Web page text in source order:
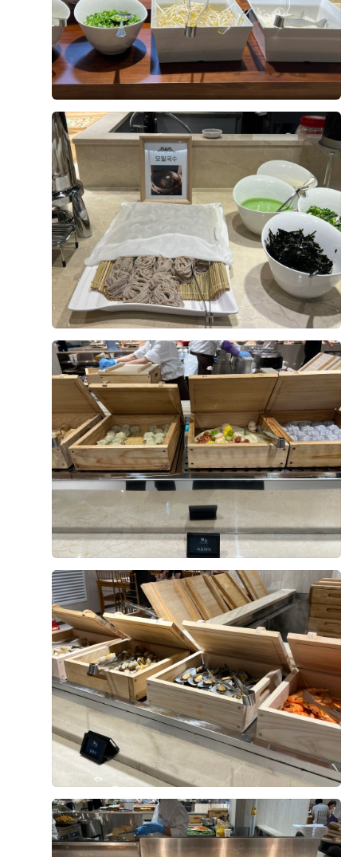
높아 꽃향기가 가득하구요. 여자들의 하우스 웨딩홀 로망
을 정확하게 실현할 수 있는 곳이랍니다 :) 층고가 높아서
맘에 들었구요. 양 사이드, 천장 통창으로 개방감이 무척
좋았습니다. 천장 샹드리에도 매우 여성스러움... 진짜 포
스팅하면서 또 반해버렸네요ㅋㅋㅋ 내 홀이 제일 이뻐....
이길 수 없어... 여기는 웨딩홀과 연계된 '가람한복' 인데
요. 홀 연계로 하면 알아보는 일없이 편할 거 같았고, 가격
대도 괜찮았어요^^ 시식하러 오면서 한복까지 맞추면 되니
양가 하루만 날잡고 와도 되서 핵편안함!!! [신부대기실] 반
한 점 두번째는 바로 넓찍한 신부대기실!!!! 홀과 같이 층고
가 높구요. 넓직해서 합격. 대기실 안에 파우더룸 + 화장실
같이 있었어요. 완전 굳 ㅎㅎ​ [위치/주차] 위치는 지하철 6
호선, 경의중앙선, 공항철도 디지털미디어시티역과 모두
연결되어 있구요 지방에서 오신 분, 기차나 KTX이용하신
분들도 밖으로 나가는 일없이 바로 들어오실 수 있습니다.
디엠씨중소기업타워 빌등으로 밖에 외관도 깔끔하고 주차
는 1500대 수용이 가능하다합니다. [그외] 좋은점이 한 두
가지 아니에요. 빌딩 1층에는 연주자가 있어 고급스러운
느낌이 들구요. 지하1층 연회장 + 혼주전용 라운지 카페가
있어 프라이빗하게 밥이랑 커피를 즐길 수 있다는 장점이
있습니다. 각 층마다 ATM 기계가 있어 혼잡하지 않구요.
층마다 단독홀이라 헷갈릴 일 전혀 없습니다. 엘레베이터
8대, 에스컬레이터 코 앞에 있어 매우 만족스러웠습니다.
상담을 마치고 잠시 고민하고 다시 올라가서 바로 계약했
어요. 저희는 27년 8월 계약을 마쳤답니다! 딱 길일이에요
>,< 여러분도 신중한 고민해 보시고 좋은 베뉴로 계약하시
+4
웨딩홀 투어 여러 군데 다녀봤는데, 결국 DMC 타워웨딩홀
로 계약했어요😊 제가 중요하게 봤던 건 딱 세 가지였는데
요. ​ ✔️ 홀이 예쁜지 층고가 높아서 답답한 느낌이 전혀 없
었어요. 전체적으로 밝고 화사한 분위기라 사진도 예쁘게
나올 것 같더라고요. 투어했던 곳 중에서는 개인적으로 홀
이 제일 마음에 들었습니다. ​ ✔️ 교통 서울역에서 접근성이
좋아서 지방에서 KTX 타고 오시는 하객분들도 편하게 오실
수 있을 것 같았어요. DMC역은 공항철도, 6호선, 경의중
앙선 지하철과도 연결되어 있어 여름 예식도 무리 없을 것
도 입구에 바로 내려주니 하객 입장에서 부담이 적겠다는
생각이 들었습니다. ​ ✔️ 음식 음식 퀄리티가 엄청 뛰어나
고, 후기 평도 좋아서 안심됐어요. 결혼식은 하객분들이 맛
있게 드시고 가시는 것도 중요하다고 생각해서 이 부분도
만족! ​ 상담도 친절하고, 부담스럽지 않게 진행해 주셔서 편
하게 둘러볼 수 있었고, 궁금한 점도 하나씩 친절하게 설명
해 주셨습니다. 결국 예쁜 홀 + 좋은 교통 + 음식까지 제가
중요하게 생각했던 조건이 다 맞아서 계약하게 됐어요. 웨
딩홀 고민하시는 분들은 직접 한 번 가보시면 느낌이 오실
것 같아요. 저는 투어 끝나고 나와서 신랑이랑 "여기가 제
일 예뻤다"는 얘기를 계속했네요. 😊 [출처] 예쁜 홀 + 교
자 00
더 보기
후기가 도움이 되었나요? 0
배영하는종이배 계약후기
2026-07-07 34명 읽음
+5
DMC 웨딩홀 투어 다녀오고 저희는 펠리체홀로 예약했어
요 :) ​펠리체홀은 밝은홀이라 분위기가 화사하고 깔끔해서
마음에 들었고, 240석에 버진로드도 21m라 규모감도 괜찮
았어요. 신부대기실 안에 파우더룸이랑 화장실이 같이 있
고, 펠리체홀 대기실에만 다과가 제공되는 점도 좋았어요.
주차도 넉넉한 편이고 식당 규모도 커서 하객분들 식사 걱
정은 덜할 것 같아요. 밝고 단정한 웨딩홀 찾는 분들은 펠
더 보기
후기가 도움이 되었나요? 0
2026-07-05 23명 읽음 + 카페